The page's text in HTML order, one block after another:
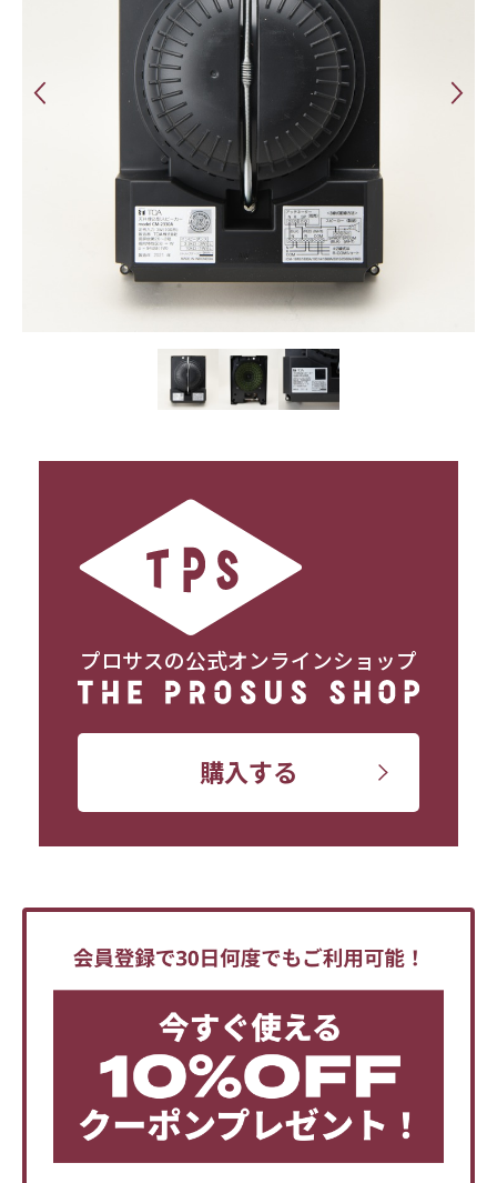
プロサスの公式オンラインショップ
購入する